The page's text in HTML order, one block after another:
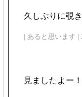
久しぶりに覗
| あると思います |
見ましたよー！